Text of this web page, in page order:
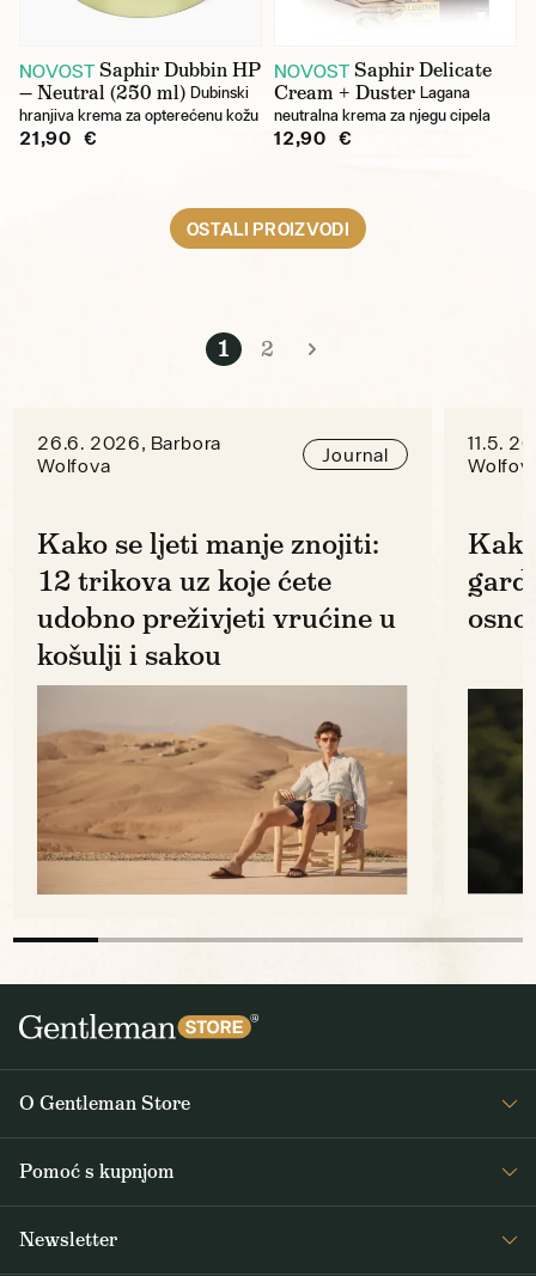
NOVOST Saphir Dubbin HP
— Neutral (250 ml) Dubinski
hranjiva krema za opterećenu kožu
21,90 €
NOVOST Saphir Delicate
Cream + Duster Lagana
neutralna krema za njegu cipela
12,90 €
OSTALI PROIZVODI
1 2
26.6. 2026, Barbora
Wolfova
Journal
Kako se ljeti manje znojiti:
12 trikova uz koje ćete
udobno preživjeti vrućine u
košulji i sakou
11.5.
O Gentleman Store
Pomoć s kupnjom
Newsletter